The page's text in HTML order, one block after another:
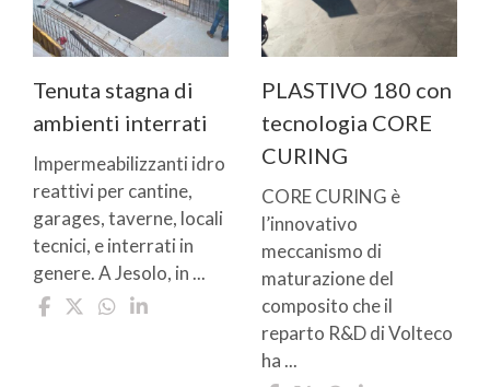
Tenuta stagna di
ambienti interrati
Impermeabilizzanti idro
reattivi per cantine,
garages, taverne, locali
tecnici, e interrati in
genere. A Jesolo, in ...
PLASTIVO 180 con
tecnologia CORE
CURING
CORE CURING è
l’innovativo
meccanismo di
maturazione del
composito che il
reparto R&D di Volteco
ha ...